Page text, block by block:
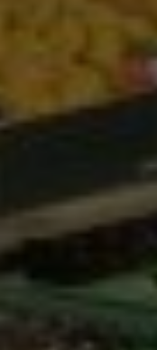
Publishern
Werbung
Google Tag
Wenn Cookies
werden, bedarf
keiner
Google Maps